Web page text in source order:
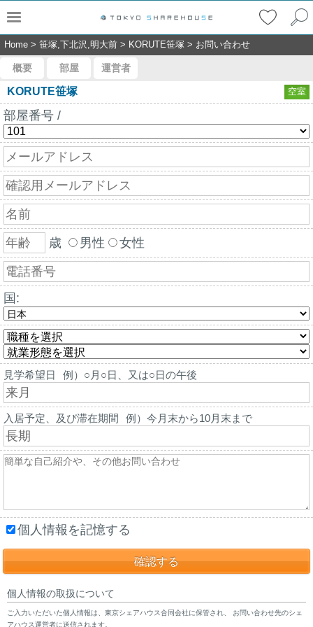
Home > 笹塚,下北沢,明大前 > KORUTE笹塚 > お問い合わせ
概要 部屋 運営者
KORUTE笹塚 空室
部屋番号 /
歳 男性 女性
国:
見学希望日 例）○月○日、又は○日の午後
入居予定、及び滞在期間 例）今月末から10月末まで
個人情報を記憶する
個人情報の取扱について
ご入力いただいた個人情報は、東京シェアハウス合同会社に保管され、 お問い合わせ先のシェ
アハウス運営者に送信されます。